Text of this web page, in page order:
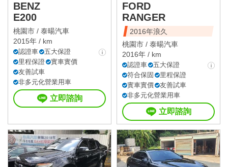
BENZ
E200
桃園市 / 泰暘汽車
2015年 / km
認證車
五大保證
里程保證
實車實價
友善試車
非多元化營業用車
立即諮詢
FORD
RANGER
2016年浪久
桃園市 / 泰暘汽車
2016年 / km
認證車
五大保證
符合保固
里程保證
實車實價
友善試車
非多元化營業用車
立即諮詢